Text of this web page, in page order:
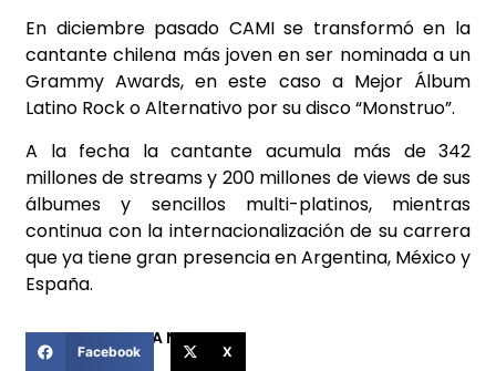
En diciembre pasado CAMI se transformó en la
cantante chilena más joven en ser nominada a un
Grammy Awards, en este caso a Mejor Álbum
Latino Rock o Alternativo por su disco “Monstruo”.
A la fecha la cantante acumula más de 342
millones de streams y 200 millones de views de sus
álbumes y sencillos multi-platinos, mientras
continua con la internacionalización de su carrera
que ya tiene gran presencia en Argentina, México y
España.
COMPARTIR ESTA NOTICIA
Facebook X